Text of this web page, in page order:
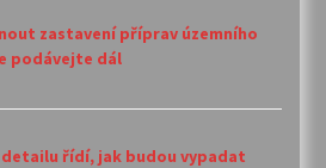
zastavení příprav územního
podávejte dál
detailu řídí, jak budou vypadat